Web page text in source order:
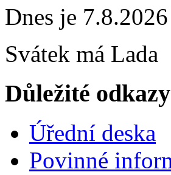
Dnes je 7.8.2026
Svátek má Lada
Důležité odkazy
Úřední deska
Povinné